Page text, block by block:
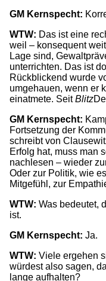
GM Kernspecht:
WTW: Das ist eine
weil – konsequent
Lage sind,
unterrichten. Das ist
Rückblickend wurde
umgehauen, wenn er
einatmete. SeitBlitz
GM Kernspecht:
Fortsetzung der
schreibt von
Erfolg hat, muss man
nachlesen – wieder
Oder zur Politik, wie
Mitgefühl, zur
WTW: Was bedeutet,
ist.
GM Kernspecht: Ja.
WTW: Viele ergehen
würdest also sagen,
lange aufhalten?